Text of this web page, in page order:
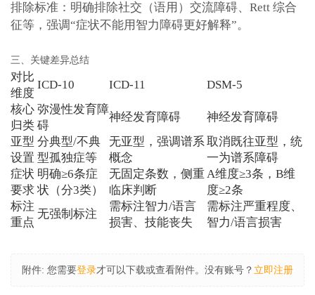
排除标准：明确排除社交（语用）交流障碍、Rett 综合
征等，强调“症状不能用智力障碍更好解释”。
三、关键差异总结
对比
维度
ICD-10 ICD-11
DSM-5
核心
归类
弥漫性发育障
碍
神经发育障碍
神经发育障碍
亚型
设置
分典型/不典
型孤独症等
无亚型，强调谱系
概念
取消既往亚型，统
一为谱系障碍
症状
要求
明确≥6条症
状（分3类）
无固定条数，侧重
临床判断
A维度≥3条，B维
度≥2条
标注
重点
无强制标注
需标注智力/语言
损害、技能丧失
需标注严重程度、
智力/语言损害
附件: 您需要登录才可以下载或查看附件。没有账号？ 立即注册